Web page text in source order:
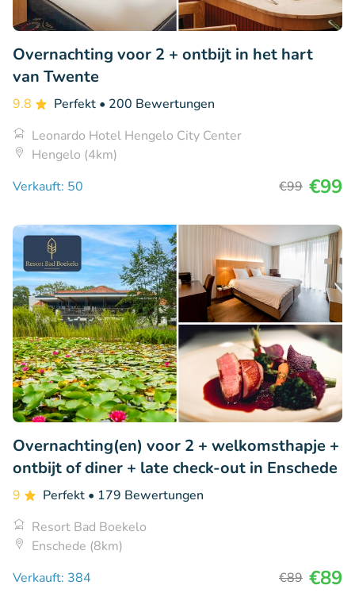
Overnachting voor 2 + ontbijt in het hart
van Twente
9.8 Perfekt • 200 Bewertungen
Leonardo Hotel Hengelo City Center
Hengelo (4km)
Verkauft: 50
€99 €99
Overnachting(en) voor 2 + welkomsthapje +
ontbijt of diner + late check-out in Enschede
9 Perfekt • 179 Bewertungen
Resort Bad Boekelo
Enschede (8km)
Verkauft: 384
€89 €89